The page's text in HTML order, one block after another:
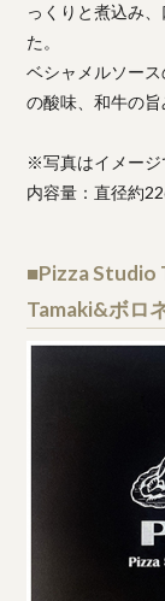
っくりと煮込み
た。
ベシャメルソー
の酸味、和牛の旨
※写真はイメージ
内容量：直径約
■Pizza Studio
Tamaki&ボロ